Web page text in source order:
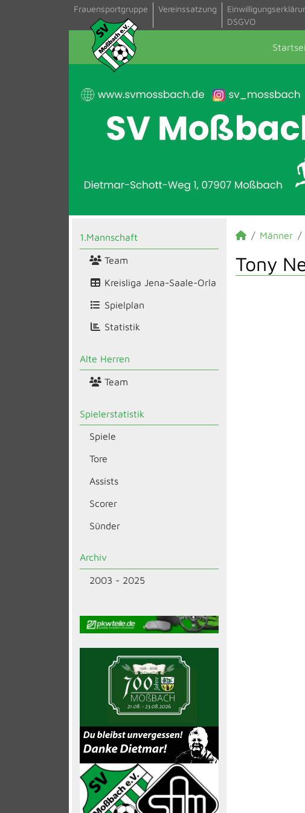
Frauensportgruppe Vereinssatzung
DSGVO
1.Mannschaft
Team
Kreisliga Jena-Saale-Orla
Spielplan
Statistik
Alte Herren
Team
Spielerstatistik
Spiele
Tore
Assists
Scorer
Sünder
Archiv
2003 - 2025
Männer
Tony